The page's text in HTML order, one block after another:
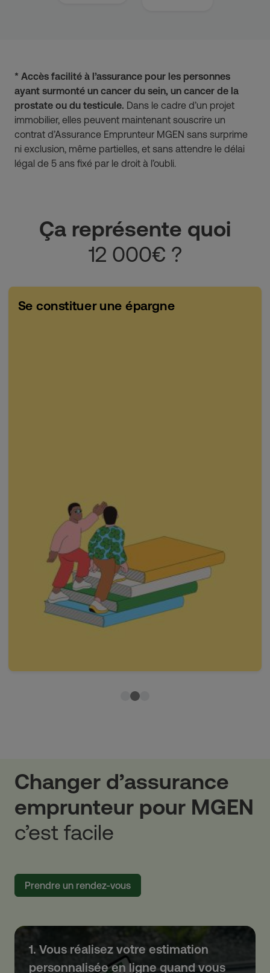
* Accès facilité à l’assurance pour les personnes
ayant surmonté un cancer du sein, un cancer de la
prostate ou du testicule. Dans le cadre d’un projet
immobilier, elles peuvent maintenant souscrire un
contrat d’Assurance Emprunteur MGEN sans surprime
ni exclusion, même partielles, et sans attendre le délai
légal de 5 ans fixé par le droit à l’oubli.
Ça représente quoi
12 000€ ?
Se constituer une épargne
Changer d’assurance
emprunteur pour MGEN
c’est facile
Prendre un rendez-vous
1. Vous réalisez votre estimation
personnalisée en ligne quand vous